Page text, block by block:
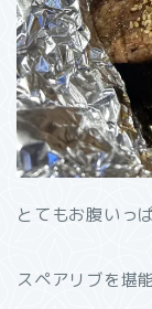
とてもお腹いっ
スペアリブを堪